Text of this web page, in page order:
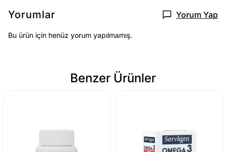
Yorumlar Yorum Yap
Bu ürün için henüz yorum yapılmamış.
Benzer Ürünler